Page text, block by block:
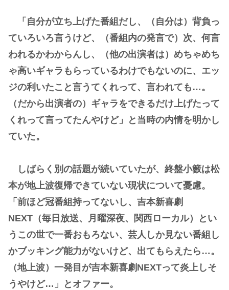
「自分が立ち上げた番組だし、（自分は）背負っ
ていろいろ言うけど、（番組内の発言で）次、何言
われるかわからんし、（他の出演者は）めちゃめち
ゃ高いギャラもらっているわけでもないのに、エッ
ジの利いたこと言うてくれって、言われても…。
（だから出演者の）ギャラをできるだけ上げたって
くれって言ってたんやけど」と当時の内情を明かし
ていた。
しばらく別の話題が続いていたが、終盤小籔は松
本が地上波復帰できていない現状について憂慮。
「前ほど冠番組持ってないし、吉本新喜劇
NEXT（毎日放送、月曜深夜、関西ローカル）とい
うこの世で一番おもろない、芸人しか見ない番組し
かブッキング能力がないけど、出てもらえたら…。
（地上波）一発目が吉本新喜劇NEXTって炎上しそ
うやけど…」とオファー。